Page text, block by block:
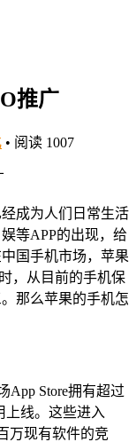
推广
• 阅读 1007
成为人们日常生活
等APP的出现，给
国手机市场，苹果
，从目前的手机保
那么苹果的手机怎
App Store拥有超过
上线。这些进入
万现有软件的竞